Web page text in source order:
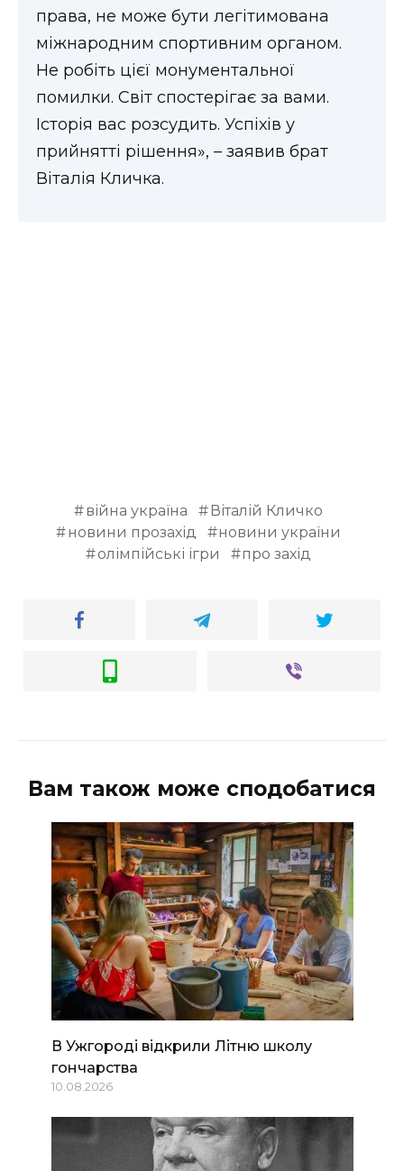
права, не може бути легітимована
міжнародним спортивним органом.
Не робіть цієї монументальної
помилки. Світ спостерігає за вами.
Історія вас розсудить. Успіхів у
прийнятті рішення», – заявив брат
Віталія Кличка.
війна україна
Віталій Кличко
новини прозахід
новини україни
олімпійські ігри
про захід
Вам також може сподобатися
В Ужгороді відкрили Літню школу
гончарства
10.08.2026